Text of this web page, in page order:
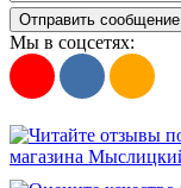
Отправить сообщение
Мы в соцсетях: